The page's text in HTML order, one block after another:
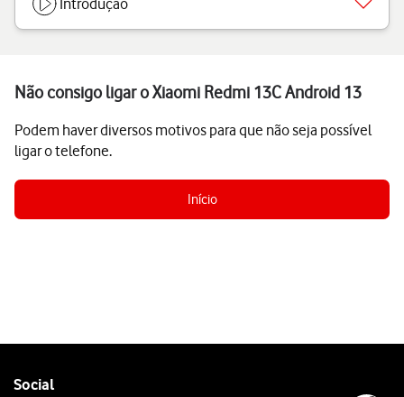
Introdução
Não consigo ligar o Xiaomi Redmi 13C Android 13
Podem haver diversos motivos para que não seja possível
ligar o telefone.
Início
Follow
Social